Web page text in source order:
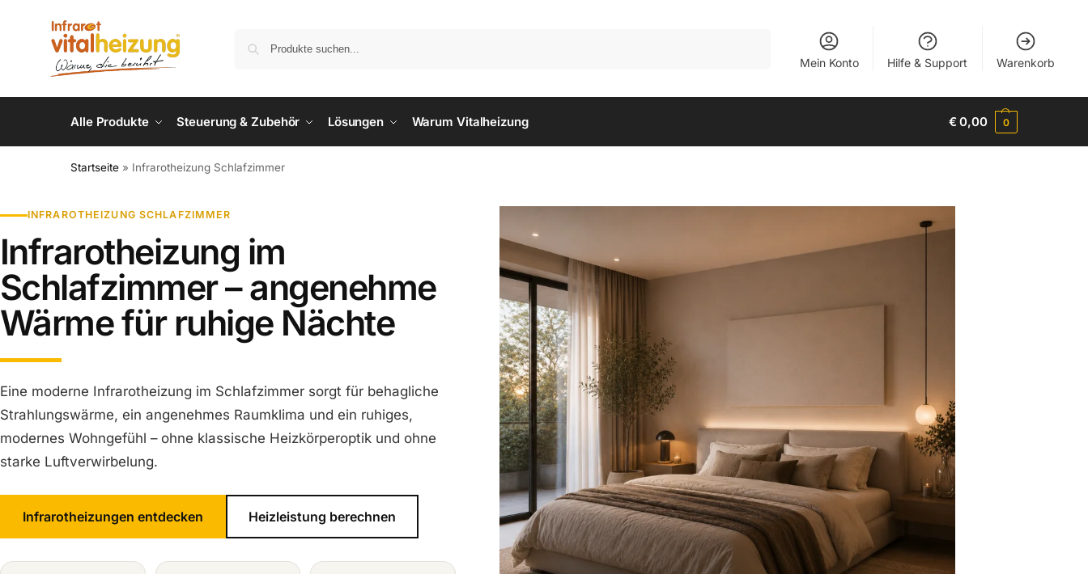
Mein Konto Hilfe & Support Warenkorb
Alle Produkte Steuerung & Zubehör Lösungen Warum Vitalheizung €0,00 0
Startseite » Infrarotheizung Schlafzimmer
INFRAROTHEIZUNG SCHLAFZIMMER
Infrarotheizung im
Schlafzimmer – angenehme
Wärme für ruhige Nächte
Eine moderne Infrarotheizung im Schlafzimmer sorgt für behagliche
Strahlungswärme, ein angenehmes Raumklima und ein ruhiges,
modernes Wohngefühl – ohne klassische Heizkörperoptik und ohne
starke Luftverwirbelung.
Infrarotheizungen entdecken Heizleistung berechnen